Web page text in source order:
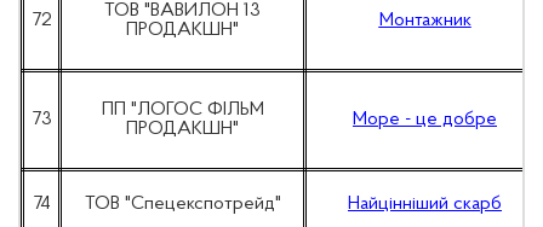
72
ТОВ "ВАВИЛОН 13
ПРОДАКШН"
Монтажник
73
ПП "ЛОГОС ФІЛЬМ
ПРОДАКШН"
Море - це добре
74 ТОВ "Спецекспотрейд" Найцінніший скарб